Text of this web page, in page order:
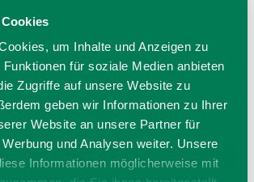
um Inhalte und Anzeigen zu
für soziale Medien anbieten
Zugriffe auf unsere Website zu
geben wir Informationen zu Ihrer
Website an unsere Partner für
und Analysen weiter. Unsere
Informationen möglicherweise mit
erreichen Sie den Bahnhof Schliersee.
ca 10-15 Minuten Fußweg zum Waldfest.